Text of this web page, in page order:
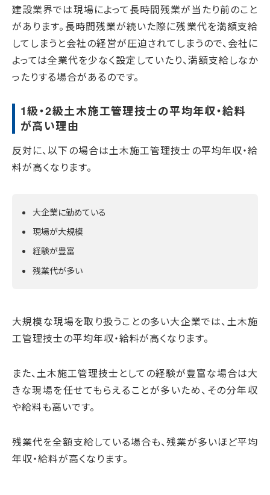
建設業界では現場によって長時間残業が当たり前のこと
があります。長時間残業が続いた際に残業代を満額支給
してしまうと会社の経営が圧迫されてしまうので、会社に
よっては全業代を少なく設定していたり、満額支給しなか
ったりする場合があるのです。
1級・2級土木施工管理技士の平均年収・給料
が高い理由
反対に、以下の場合は土木施工管理技士の平均年収・給
料が高くなります。
大企業に勤めている
現場が大規模
経験が豊富
残業代が多い
大規模な現場を取り扱うことの多い大企業では、土木施
工管理技士の平均年収・給料が高くなります。
また、土木施工管理技士としての経験が豊富な場合は大
きな現場を任せてもらえることが多いため、その分年収
や給料も高いです。
残業代を全額支給している場合も、残業が多いほど平均
年収・給料が高くなります。